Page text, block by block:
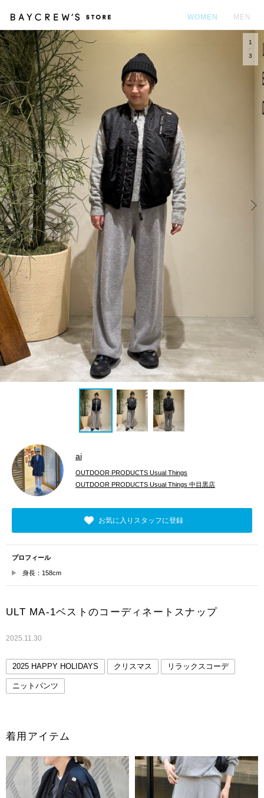
WOMEN MEN
Prev
1
3
ai
OUTDOOR PRODUCTS Usual Things
OUTDOOR PRODUCTS Usual Things 中目黒店
お気に入りスタッフに登録
プロフィール
身長：158cm
ULT MA-1ベストのコーディネートスナップ
2025.11.30
2025 HAPPY HOLIDAYS クリスマス リラックスコーデ
ニットパンツ
着用アイテム